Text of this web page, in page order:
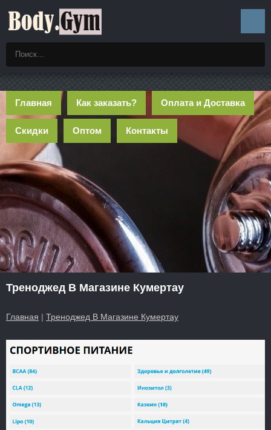
Главная Как заказать? Оплата и Доставка
Скидки Оптом Контакты
Треноджед В Магазине Кумертау
Главная | Треноджед В Магазине Кумертау